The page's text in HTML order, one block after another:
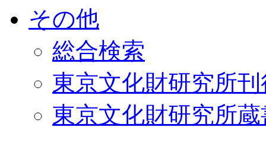
その他
総合検索
東京文化財研究所
東京文化財研究所